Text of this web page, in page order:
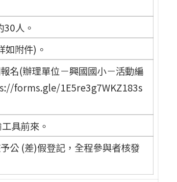
人。
附件)。
名(辦理單位－興國國小－活動編
forms.gle/1E5re3g7WKZ183s
具前來。
公 (差)假登記，全程參與者核發